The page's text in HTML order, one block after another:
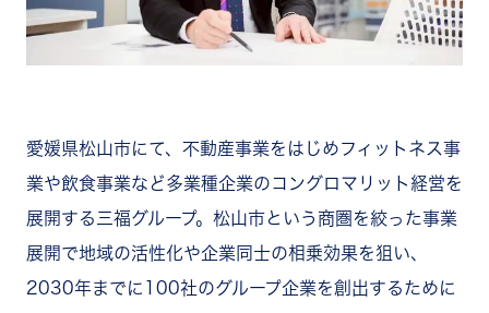
愛媛県松山市にて、不動産事業をはじめフィットネス事
業や飲食事業など多業種企業のコングロマリット経営を
展開する三福グループ。松山市という商圏を絞った事業
展開で地域の活性化や企業同士の相乗効果を狙い、
2030年までに100社のグループ企業を創出するために